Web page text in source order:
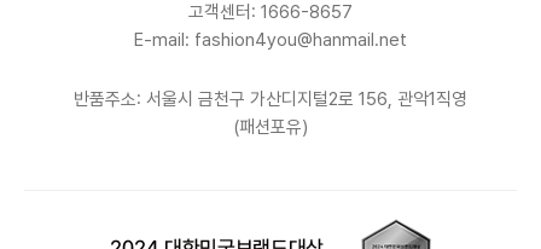
고객센터: 1666-8657
E-mail: fashion4you@hanmail.net
반품주소: 서울시 금천구 가산디지털2로 156, 관악1직영
(패션포유)